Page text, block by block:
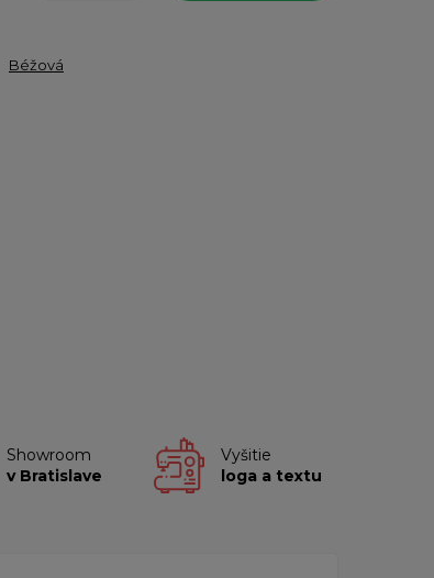
Béžová
Showroom
v Bratislave
Vyšitie
loga a textu